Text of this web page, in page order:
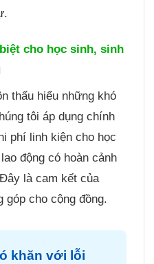
cho học sinh, sinh
thấu hiểu những khó
tôi áp dụng chính
phí linh kiện cho học
động có hoàn cảnh
là cam kết của
góp cho cộng đồng.
khăn với lỗi